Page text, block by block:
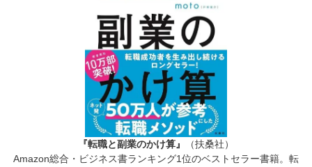
『転職と副業のかけ算』
（扶桑社）
Amazon総合・ビジネス書ランキング1位のベストセラー書籍。転